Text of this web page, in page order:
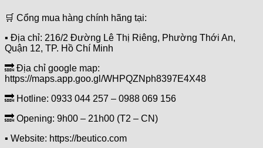
🛒 Cổng mua hàng chính hãng tại:
▪️ Địa chỉ: 216/2 Đường Lê Thị Riêng, Phường Thới An,
Quận 12, TP. Hồ Chí Minh
🔜 Địa chỉ google map:
https://maps.app.goo.gl/WHPQZNph8397E4X48
🔜 Hotline: 0933 044 257 – 0988 069 156
🔜 Opening: 9h00 – 21h00 (T2 – CN)
▪️ Website: https://beutico.com